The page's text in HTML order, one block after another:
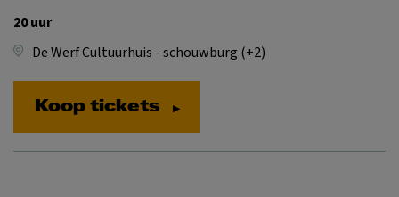
20 uur
De Werf Cultuurhuis - schouwburg (+2)
Koop tickets